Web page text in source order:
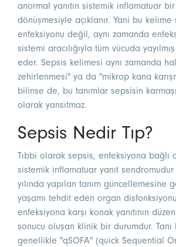
anormal yanıtın sistemik inflamatuar
dönüşmesiyle açıklanır. Yani bu
enfeksiyonu değil, aynı zamanda
sistemi aracılığıyla tüm vücuda
eder. Sepsis kelimesi aynı zamanda
zehirlenmesi" ya da "mikrop kana
bilinse de, bu tanımlar sepsisin
olarak yansıtmaz.
Sepsis Nedir Tıp?
Tıbbi olarak sepsis, enfeksiyona bağlı
sistemik inflamatuar yanıt sendromudur
yılında yapılan tanım güncellemesine
yaşamı tehdit eden organ
enfeksiyona karşı konak yanıtının
sonucu oluşan klinik bir durumdur. Tanı
genellikle "qSOFA" (quick Sequential